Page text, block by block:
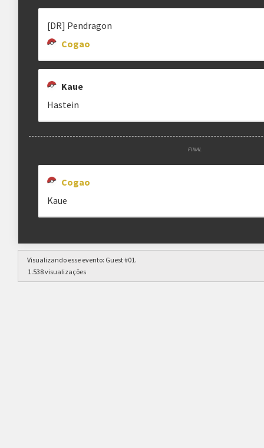
[DR] Pendragon
Cogao
Kaue
Hastein
FINAL
Cogao
Kaue
Visualizando esse evento: Guest #01.
1.538 visualizações